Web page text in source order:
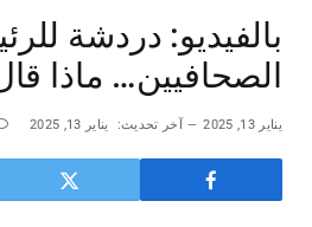
بالفيديو: دردشة
الصحافيين… ماذا
يناير 13, 2025 آخر تحديث: يناير 13, 2025